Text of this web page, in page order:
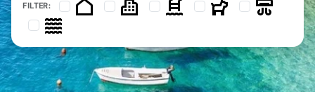
FILTER: